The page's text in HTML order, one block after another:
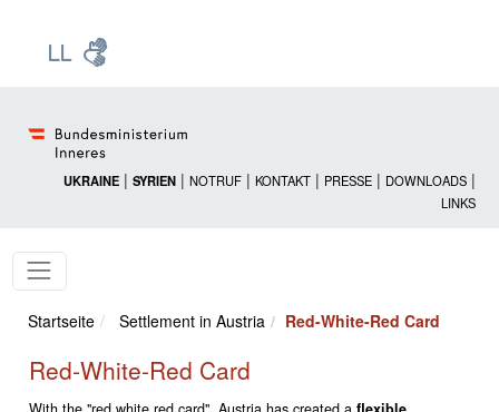
UKRAINE | SYRIEN | NOTRUF | KONTAKT | PRESSE | DOWNLOADS |
LINKS
Startseite Settlement in Austria Red-White-Red Card
Red-White-Red Card